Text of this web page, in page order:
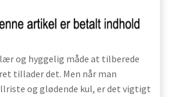
og hyggelig måde at tilberede
tillader det. Men når man
og glødende kul, er det vigtigt